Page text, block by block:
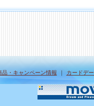
品・キャンペーン情報 ｜ カードデ